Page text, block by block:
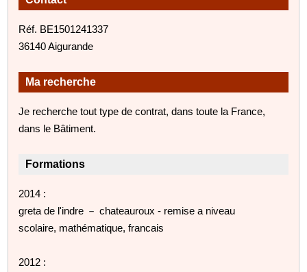
Réf. BE1501241337
36140 Aigurande
Ma recherche
Je recherche tout type de contrat, dans toute la France,
dans le Bâtiment.
Formations
2014 :
greta de l'indre － chateauroux - remise a niveau
scolaire, mathématique, francais
2012 :